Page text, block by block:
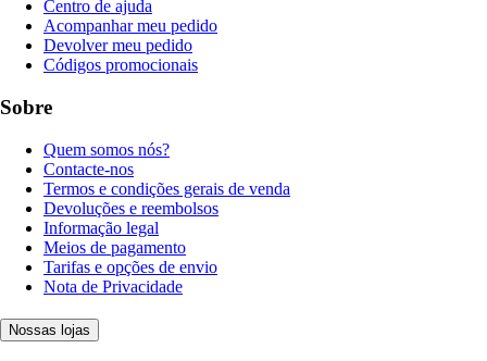
Centro de ajuda
Acompanhar meu pedido
Devolver meu pedido
Códigos promocionais
Sobre
Quem somos nós?
Contacte-nos
Termos e condições gerais de venda
Devoluções e reembolsos
Informação legal
Meios de pagamento
Tarifas e opções de envio
Nota de Privacidade
Nossas lojas